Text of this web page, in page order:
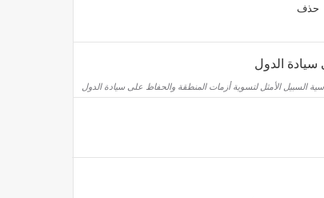
حذف
السبيل الأمثل لتسوية أزمات المنطقة والحفاظ على سيادة الدول